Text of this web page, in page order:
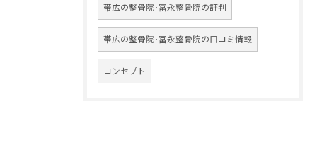
帯広の整骨院･冨永整骨院の評判
帯広の整骨院･冨永整骨院の口コミ情報
コンセプト